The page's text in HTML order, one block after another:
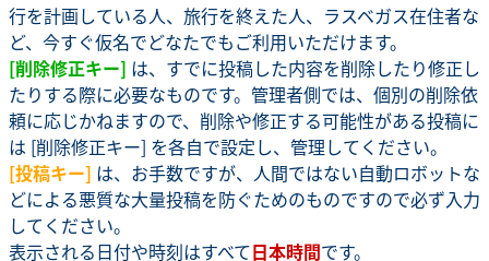
行を計画している人、旅行を終えた人、ラスベガス在住者な
ど、今すぐ仮名でどなたでもご利用いただけます。
[削除修正キー] は、すでに投稿した内容を削除したり修正し
たりする際に必要なものです。管理者側では、個別の削除依
頼に応じかねますので、削除や修正する可能性がある投稿に
は [削除修正キー] を各自で設定し、管理してください。
[投稿キー] は、お手数ですが、人間ではない自動ロボットな
どによる悪質な大量投稿を防ぐためのものですので必ず入力
してください。
表示される日付や時刻はすべて日本時間です。